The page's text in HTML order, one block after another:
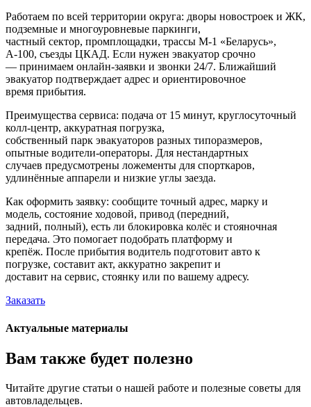
Работаем по всей территории округа: дворы новостроек и ЖК,
подземные и многоуровневые паркинги,
частный сектор, промплощадки, трассы М‑1 «Беларусь»,
А‑100, съезды ЦКАД. Если нужен эвакуатор срочно
— принимаем онлайн-заявки и звонки 24/7. Ближайший
эвакуатор подтверждает адрес и ориентировочное
время прибытия.
Преимущества сервиса: подача от 15 минут, круглосуточный
колл‑центр, аккуратная погрузка,
собственный парк эвакуаторов разных типоразмеров,
опытные водители-операторы. Для нестандартных
случаев предусмотрены ложементы для спорткаров,
удлинённые аппарели и низкие углы заезда.
Как оформить заявку: сообщите точный адрес, марку и
модель, состояние ходовой, привод (передний,
задний, полный), есть ли блокировка колёс и стояночная
передача. Это помогает подобрать платформу и
крепёж. После прибытия водитель подготовит авто к
погрузке, составит акт, аккуратно закрепит и
доставит на сервис, стоянку или по вашему адресу.
Заказать
Актуальные материалы
Вам также будет полезно
Читайте другие статьи о нашей работе и полезные советы для
автовладельцев.